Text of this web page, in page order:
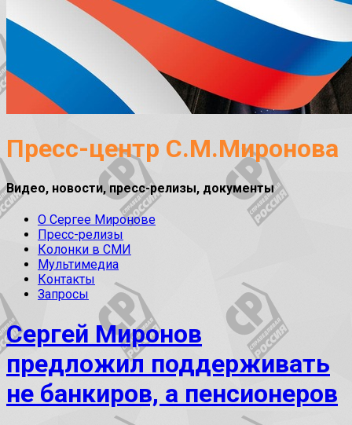
Пресс-центр С.М.Миронова
Видео, новости, пресс-релизы, документы
О Сергее Миронове
Пресс-релизы
Колонки в СМИ
Мультимедиа
Контакты
Запросы
Сергей Миронов
предложил поддерживать
не банкиров, а пенсионеров